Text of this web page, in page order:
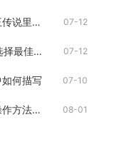
有没有办法在斗罗大陆龙王传说里切换角色 07-12
鬼泣巅峰之战第18章怎样选择最佳装备 07-12
何描写 07-10
率土之滨太守车开双队的操作方法是什么 08-01